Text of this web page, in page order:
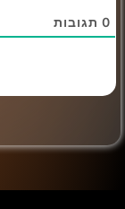
0 תגובות